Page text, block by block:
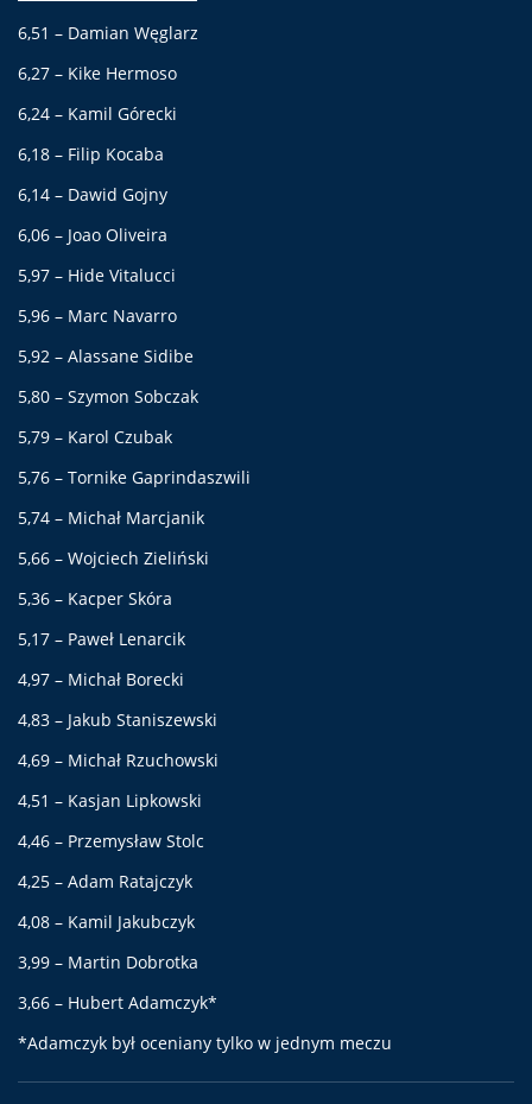
6,51 – Damian Węglarz
6,27 – Kike Hermoso
6,24 – Kamil Górecki
6,18 – Filip Kocaba
6,14 – Dawid Gojny
6,06 – Joao Oliveira
5,97 – Hide Vitalucci
5,96 – Marc Navarro
5,92 – Alassane Sidibe
5,80 – Szymon Sobczak
5,79 – Karol Czubak
5,76 – Tornike Gaprindaszwili
5,74 – Michał Marcjanik
5,66 – Wojciech Zieliński
5,36 – Kacper Skóra
5,17 – Paweł Lenarcik
4,97 – Michał Borecki
4,83 – Jakub Staniszewski
4,69 – Michał Rzuchowski
4,51 – Kasjan Lipkowski
4,46 – Przemysław Stolc
4,25 – Adam Ratajczyk
4,08 – Kamil Jakubczyk
3,99 – Martin Dobrotka
3,66 – Hubert Adamczyk*
*Adamczyk był oceniany tylko w jednym meczu